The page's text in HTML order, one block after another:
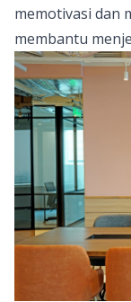
memotivasi dan
membantu